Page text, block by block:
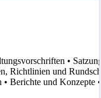
•
Richtlinien und
• Berichte und Konzepte